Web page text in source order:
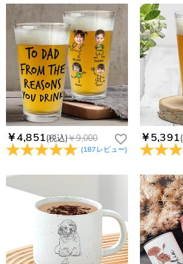
更してください。原因②通信状態などに
れている。解決策：数時間たっても届か
りするメールも遅れる可能性があります
レスからお名前とご住所を記載したメー
service@drawelry.jp へ送信してください
レスの入力に誤りがある。解決策：お名
メールを service@drawelry.jp へ送信して
コンビニ前払いのお支払い期限はご注文
す。
支払い情報は保護されますか？
お支払い情報は高度なセキュリティで保
客様のお支払い情報は当社のサーバーに
Paypal又はクレジットカート発行会社に
個人情報は保護されますか？
当社では、個人情報保護を目的としたコ
り、プライバシーポリシーを定めていま
安全にご利用いただけるよう最善の注意
重に取り扱っています。 詳細は
プライ
確認ください
￥4,851(税込)￥9,000
(187レビュー)
￥5,391